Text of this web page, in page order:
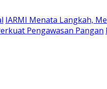
IARMI Menata Langkah,
Pengawasan Pangan